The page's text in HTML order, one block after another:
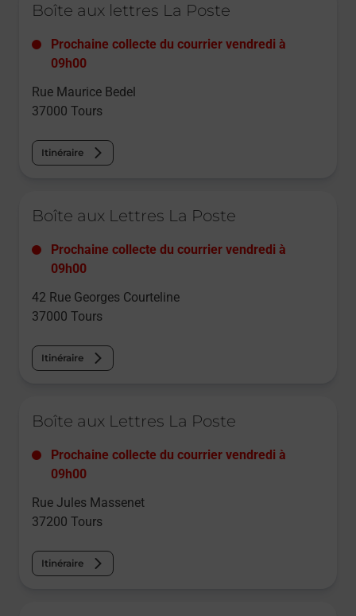
Boîte aux lettres La Poste
Prochaine collecte du courrier vendredi à
09h00
Rue Maurice Bedel
37000 Tours
Itinéraire
Boîte aux Lettres La Poste
Prochaine collecte du courrier vendredi à
09h00
42 Rue Georges Courteline
37000 Tours
Itinéraire
Boîte aux Lettres La Poste
Prochaine collecte du courrier vendredi à
09h00
Rue Jules Massenet
37200 Tours
Itinéraire